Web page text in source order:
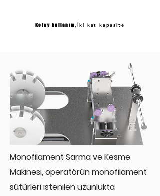
Kolay kullanım,İki kat kapasite
Monofilament Sarma ve Kesme
Makinesi, operatörün monofilament
sütürleri istenilen uzunlukta